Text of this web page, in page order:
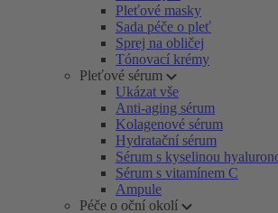
Pleťové masky
Sada péče o pleť
Sprej na obličej
Tónovací krémy
Pleťové sérum
Ukázat vše
Anti-aging sérum
Kolagenové sérum
Hydratační sérum
Sérum s kyselinou
Sérum s vitamínem C
Ampule
Péče o oční okolí